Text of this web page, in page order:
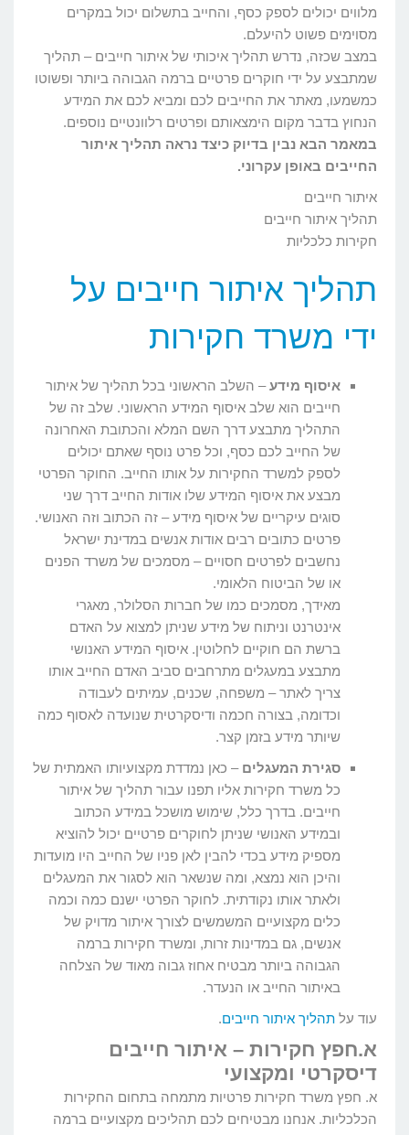
מלווים יכולים לספק כסף, והחייב בתשלום יכול במקרים
מסוימים פשוט להיעלם.
במצב שכזה, נדרש תהליך איכותי של איתור חייבים – תהליך
שמתבצע על ידי חוקרים פרטיים ברמה הגבוהה ביותר ופשוטו
כמשמעו, מאתר את החייבים לכם ומביא לכם את המידע
הנחוץ בדבר מקום הימצאותם ופרטים רלוונטיים נוספים.
במאמר הבא נבין בדיוק כיצד נראה תהליך איתור
החייבים באופן עקרוני.
איתור חייבים
תהליך איתור חייבים
חקירות כלכליות
תהליך איתור חייבים על
ידי משרד חקירות
איסוף מידע– השלב הראשוני בכל תהליך של איתור
חייבים הוא שלב איסוף המידע הראשוני. שלב זה של
התהליך מתבצע דרך השם המלא והכתובת האחרונה
של החייב לכם כסף, וכל פרט נוסף שאתם יכולים
לספק למשרד החקירות על אותו החייב. החוקר הפרטי
מבצע את איסוף המידע שלו אודות החייב דרך שני
סוגים עיקריים של איסוף מידע – זה הכתוב וזה האנושי.
פרטים כתובים רבים אודות אנשים במדינת ישראל
נחשבים לפרטים חסויים – מסמכים של משרד הפנים
או של הביטוח הלאומי.
מאידך, מסמכים כמו של חברות הסלולר, מאגרי
אינטרנט וניתוח של מידע שניתן למצוא על האדם
ברשת הם חוקיים לחלוטין. איסוף המידע האנושי
מתבצע במעגלים מתרחבים סביב האדם החייב אותו
צריך לאתר – משפחה, שכנים, עמיתים לעבודה
וכדומה, בצורה חכמה ודיסקרטית שנועדה לאסוף כמה
שיותר מידע בזמן קצר.
סגירת המעגלים – כאן נמדדת מקצועיותו האמתית של
כל משרד חקירות אליו תפנו עבור תהליך של איתור
חייבים. בדרך כלל, שימוש מושכל במידע הכתוב
ובמידע האנושי שניתן לחוקרים פרטיים יכול להוציא
מספיק מידע בכדי להבין לאן פניו של החייב היו מועדות
והיכן הוא נמצא, ומה שנשאר הוא לסגור את המעגלים
ולאתר אותו נקודתית. לחוקר הפרטי ישנם כמה וכמה
כלים מקצועיים המשמשים לצורך איתור מדויק של
אנשים, גם במדינות זרות, ומשרד חקירות ברמה
הגבוהה ביותר מבטיח אחוז גבוה מאוד של הצלחה
באיתור החייב או הנעדר.
עוד על תהליך איתור חייבים.
א.חפץ חקירות – איתור חייבים
דיסקרטי ומקצועי
א. חפץ משרד חקירות פרטיות מתמחה בתחום החקירות
הכלכליות. אנחנו מבטיחים לכם תהליכים מקצועיים ברמה